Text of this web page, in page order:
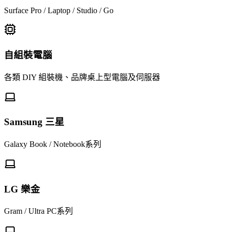
Surface Pro / Laptop / Studio / Go
自組裝電腦
各類 DIY 組裝機、品牌桌上型電腦及伺服器
Samsung 三星
Galaxy Book / Notebook系列
LG 樂金
Gram / Ultra PC系列